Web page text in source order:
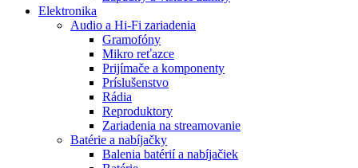
Elektronika
Audio a Hi-Fi zariadenia
Gramofóny
Mikro reťazce
Prijímače a komponenty
Príslušenstvo
Rádia
Reproduktory
Zariadenia na streamovanie
Batérie a nabíjačky
Balenia batérií a nabíjačiek